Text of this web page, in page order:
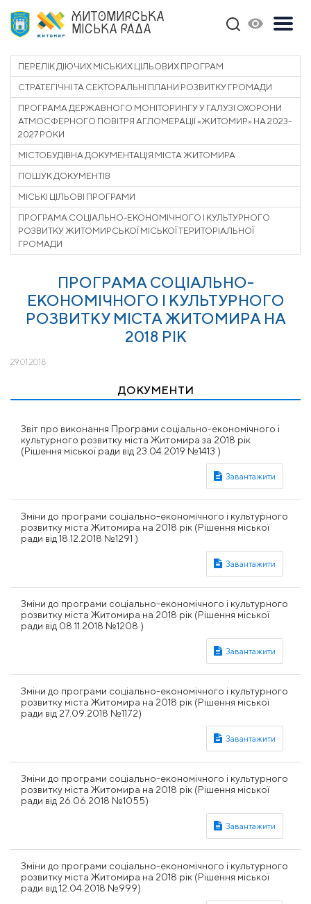
ЖИТОМИРСЬКА
МІСЬКА РАДА
ПРОГРАМА СОЦІАЛЬНО-
ЕКОНОМІЧНОГО І КУЛЬТУРНОГО
РОЗВИТКУ МІСТА ЖИТОМИРА НА
2018 РІК
29.01.2018
ДОКУМЕНТИ
Звіт про виконання Програми соціально-економічного і
культурного розвитку міста Житомира за 2018 рік
(Рішення міської ради від 23.04.2019 №1413 )
Зміни до програми соціально-економічного і культурного
розвитку міста Житомира на 2018 рік (Рішення міської
ради від 18.12.2018 №1291 )
Зміни до програми соціально-економічного і культурного
розвитку міста Житомира на 2018 рік (Рішення міської
ради від 08.11.2018 №1208 )
Зміни до програми соціально-економічного і культурного
розвитку міста Житомира на 2018 рік (Рішення міської
ради від 27.09.2018 №1172)
Зміни до програми соціально-економічного і культурного
розвитку міста Житомира на 2018 рік (Рішення міської
ради від 26.06.2018 №1055)
Зміни до програми соціально-економічного і культурного
розвитку міста Житомира на 2018 рік (Рішення міської
ради від 12.04.2018 №999)
ПЕРЕЛІК ДІЮЧИХ МІСЬКИХ ЦІЛЬОВИХ ПРОГРАМ
СТРАТЕГІЧНІ ТА СЕКТОРАЛЬНІ ПЛАНИ РОЗВИТКУ ГРОМАДИ
ПРОГРАМА ДЕРЖАВНОГО МОНІТОРИНГУ У ГАЛУЗІ ОХОРОНИ
АТМОСФЕРНОГО ПОВІТРЯ АГЛОМЕРАЦІЇ «ЖИТОМИР» НА 2023-
2027 РОКИ
МІСТОБУДІВНА ДОКУМЕНТАЦІЯ МІСТА ЖИТОМИРА
ПОШУК ДОКУМЕНТІВ
МІСЬКІ ЦІЛЬОВІ ПРОГРАМИ
ПРОГРАМА СОЦІАЛЬНО-ЕКОНОМІЧНОГО І КУЛЬТУРНОГО
РОЗВИТКУ ЖИТОМИРСЬКОЇ МІСЬКОЇ ТЕРИТОРІАЛЬНОЇ
ГРОМАДИ